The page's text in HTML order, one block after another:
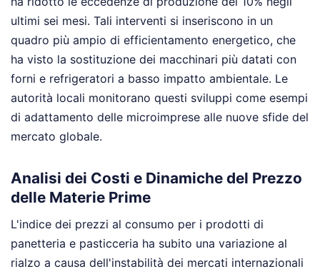
ultimi sei mesi. Tali interventi si inseriscono in un
quadro più ampio di efficientamento energetico, che
ha visto la sostituzione dei macchinari più datati con
forni e refrigeratori a basso impatto ambientale. Le
autorità locali monitorano questi sviluppi come esempi
di adattamento delle microimprese alle nuove sfide del
mercato globale.
Analisi dei Costi e Dinamiche del Prezzo
delle Materie Prime
L'indice dei prezzi al consumo per i prodotti di
panetteria e pasticceria ha subito una variazione al
rialzo a causa dell'instabilità dei mercati internazionali